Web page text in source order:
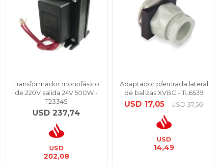
Transformador monofásico
de 220V salida 24V 500W -
T23345
USD 237,74
USD
202,08
Adaptador p/entrada lateral
de balizas XVBC - TL6539
USD 17,05 USD 37,50
USD
14,49